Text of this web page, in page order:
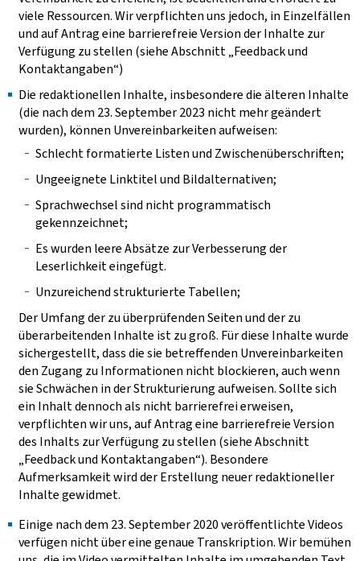
viele Ressourcen. Wir verpflichten uns jedoch, in Einzelfällen
und auf Antrag eine barrierefreie Version der Inhalte zur
Verfügung zu stellen (siehe Abschnitt „Feedback und
Kontaktangaben“)
Die redaktionellen Inhalte, insbesondere die älteren Inhalte
(die nach dem 23. September 2023 nicht mehr geändert
wurden), können Unvereinbarkeiten aufweisen:
Schlecht formatierte Listen und Zwischenüberschriften;
Ungeeignete Linktitel und Bildalternativen;
Sprachwechsel sind nicht programmatisch
gekennzeichnet;
Es wurden leere Absätze zur Verbesserung der
Leserlichkeit eingefügt.
Unzureichend strukturierte Tabellen;
Der Umfang der zu überprüfenden Seiten und der zu
überarbeitenden Inhalte ist zu groß. Für diese Inhalte wurde
sichergestellt, dass die sie betreffenden Unvereinbarkeiten
den Zugang zu Informationen nicht blockieren, auch wenn
sie Schwächen in der Strukturierung aufweisen. Sollte sich
ein Inhalt dennoch als nicht barrierefrei erweisen,
verpflichten wir uns, auf Antrag eine barrierefreie Version
des Inhalts zur Verfügung zu stellen (siehe Abschnitt
„Feedback und Kontaktangaben“). Besondere
Aufmerksamkeit wird der Erstellung neuer redaktioneller
Inhalte gewidmet.
Einige nach dem 23. September 2020 veröffentlichte Videos
verfügen nicht über eine genaue Transkription. Wir bemühen